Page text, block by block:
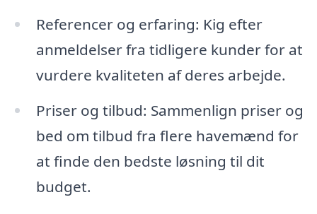
Referencer og erfaring: Kig efter
anmeldelser fra tidligere kunder for at
vurdere kvaliteten af deres arbejde.
Priser og tilbud: Sammenlign priser og
bed om tilbud fra flere havemænd for
at finde den bedste løsning til dit
budget.